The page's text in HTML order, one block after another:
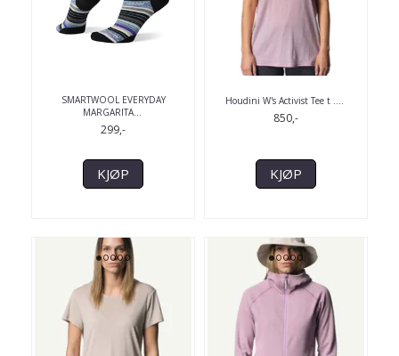
SMARTWOOL EVERYDAY
MARGARITA...
299,-
KJØP
Houdini W's Activist Tee t ....
850,-
KJØP